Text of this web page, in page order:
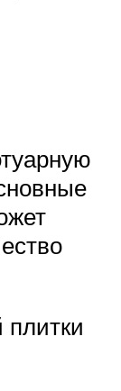
плитки